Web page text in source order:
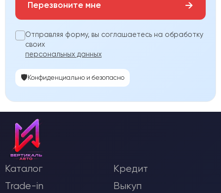
Перезвоните мне →
Отправляя форму, вы соглашаетесь на обработку
своих
персональных данных
🛡️Конфиденциально и безопасно
Каталог
Кредит
Trade-in
Выкуп